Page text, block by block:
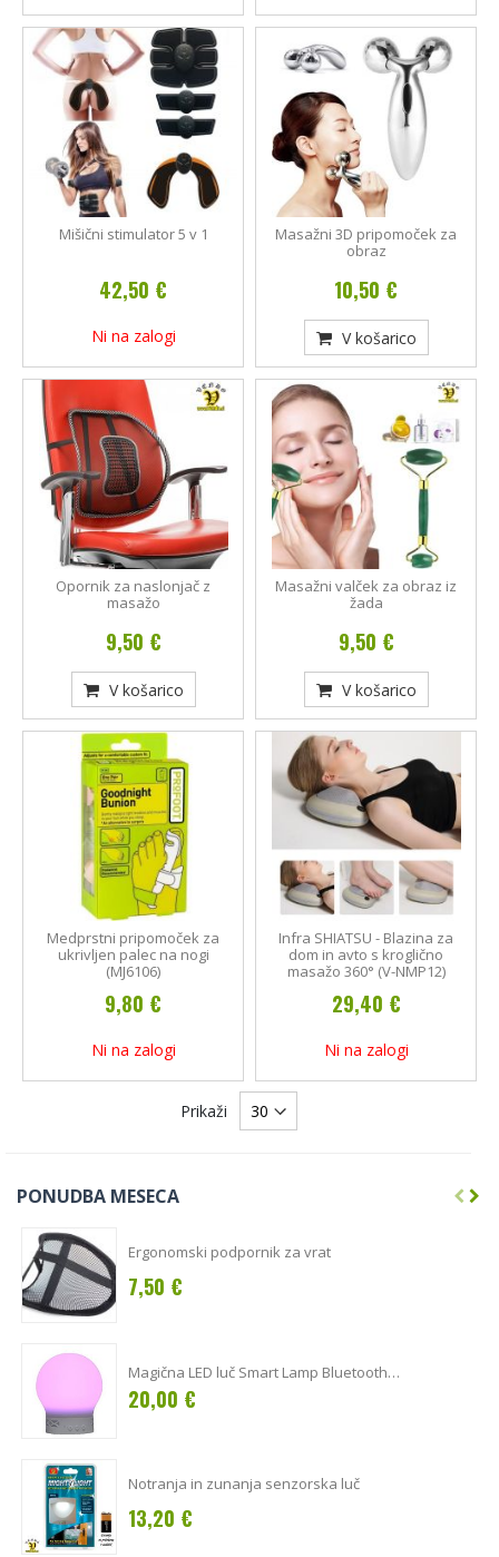
Mišični stimulator 5 v 1
42,50 €
Ni na zalogi
Masažni 3D pripomoček za
obraz
10,50 €
V košarico
Opornik za naslonjač z
masažo
9,50 €
V košarico
Masažni valček za obraz iz
žada
9,50 €
V košarico
Medprstni pripomoček za
ukrivljen palec na nogi
(MJ6106)
9,80 €
Ni na zalogi
Infra SHIATSU - Blazina za
dom in avto s kroglično
masažo 360° (V-NMP12)
29,40 €
Ni na zalogi
Prikaži
PONUDBA MESECA
Ergonomski podpornik za vrat
7,50 €
Magična LED luč Smart Lamp Bluetooth
zvočnik
20,00 €
Notranja in zunanja senzorska luč
13,20 €